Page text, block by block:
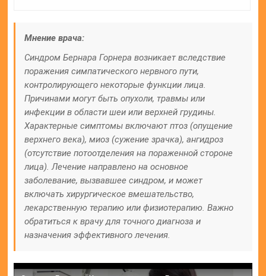
Мнение врача:
Синдром Бернара Горнера возникает вследствие
поражения симпатического нервного пути,
контролирующего некоторые функции лица.
Причинами могут быть опухоли, травмы или
инфекции в области шеи или верхней грудины.
Характерные симптомы включают птоз (опущение
верхнего века), миоз (сужение зрачка), ангидроз
(отсутствие потоотделения на пораженной стороне
лица). Лечение направлено на основное
заболевание, вызвавшее синдром, и может
включать хирургическое вмешательство,
лекарственную терапию или физиотерапию. Важно
обратиться к врачу для точного диагноза и
назначения эффективного лечения.